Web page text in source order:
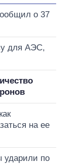
о 37
для АЭС,
на ее
ударили по